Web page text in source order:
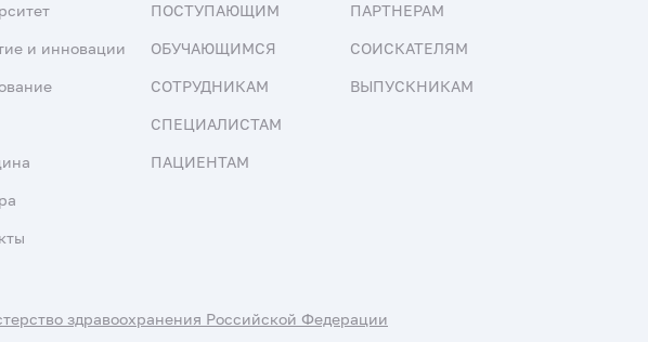
и инновации
ПОСТУПАЮЩИМ
ОБУЧАЮЩИМСЯ
СОТРУДНИКАМ
СПЕЦИАЛИСТАМ
ПАЦИЕНТАМ
ПАРТНЕРАМ
СОИСКАТЕЛЯМ
ВЫПУСКНИКАМ
здравоохранения Российской Федерации